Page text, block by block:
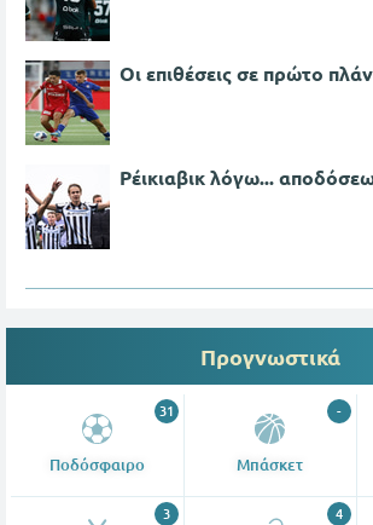
Οι επιθέσεις σε πρώτο
Ρέικιαβικ λόγω...
Προγνωστικά
Ποδόσφαιρο
31
Μπάσκετ
-
3 4